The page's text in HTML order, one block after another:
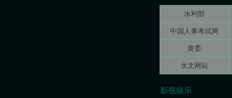
水利部
中国人事考试网
黄委
水文网站
影视娱乐